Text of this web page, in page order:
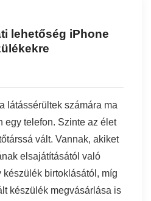
lehetőség iPhone
látássérültek számára ma
egy telefon. Szinte az élet
vált. Vannak, akiket
elsajátításától való
készülék birtoklásától, míg
készülék megvásárlása is